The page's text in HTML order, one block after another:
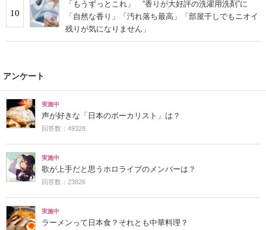
10
「もうずっとこれ」 “香りが大好評の洗濯用洗剤”に
「自然な香り」「汚れ落ち最高」「部屋干しでもニオイ
残りが気になりません」
アンケート
実施中
声が好きな「日本のボーカリスト」は？
回答数：49328
実施中
歌が上手だと思うホロライブのメンバーは？
回答数：23826
実施中
ラーメンって日本食？それとも中華料理？